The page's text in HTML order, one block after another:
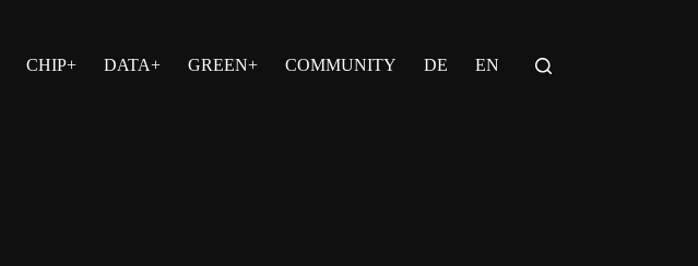
CHIP+ DATA+ GREEN+ COMMUNITY DE EN